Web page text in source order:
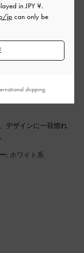
ちましたか？
デザインに一目惚れ
: ホワイト系
2024-11-01
inJPY ¥.
jpcan only be
shipping.